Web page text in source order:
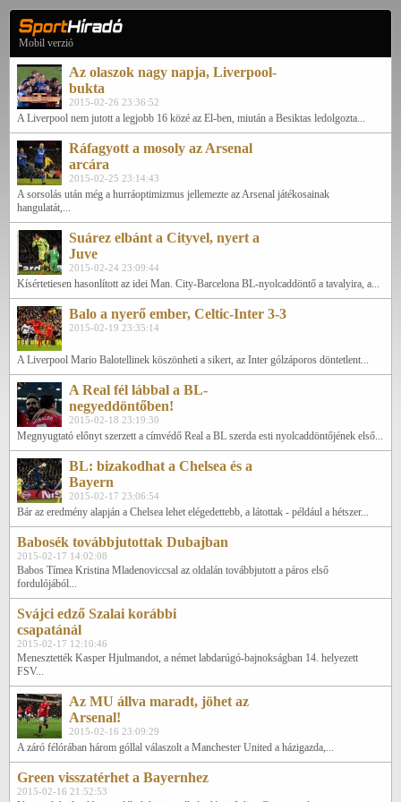
Mobil verzió
Az olaszok nagy napja, Liverpool-
bukta
2015-02-26 23:36:52
A Liverpool nem jutott a legjobb 16 közé az El-ben, miután a Besiktas ledolgozta...
Ráfagyott a mosoly az Arsenal
arcára
2015-02-25 23:14:43
A sorsolás után még a hurráoptimizmus jellemezte az Arsenal játékosainak
hangulatát,...
Suárez elbánt a Cityvel, nyert a
Juve
2015-02-24 23:09:44
Kísértetiesen hasonlított az idei Man. City-Barcelona BL-nyolcaddöntő a tavalyira, a...
Balo a nyerő ember, Celtic-Inter 3-3
2015-02-19 23:35:14
A Liverpool Mario Balotellinek köszönheti a sikert, az Inter gólzáporos döntetlent...
A Real fél lábbal a BL-
negyeddöntőben!
2015-02-18 23:19:30
Megnyugtató előnyt szerzett a címvédő Real a BL szerda esti nyolcaddöntőjének első...
BL: bizakodhat a Chelsea és a
Bayern
2015-02-17 23:06:54
Bár az eredmény alapján a Chelsea lehet elégedettebb, a látottak - például a hétszer...
Babosék továbbjutottak Dubajban
2015-02-17 14:02:08
Babos Tímea Kristina Mladenoviccsal az oldalán továbbjutott a páros első
fordulójából...
Svájci edző Szalai korábbi
csapatánál
2015-02-17 12:10:46
Menesztették Kasper Hjulmandot, a német labdarúgó-bajnokságban 14. helyezett
FSV...
Az MU állva maradt, jöhet az
Arsenal!
2015-02-16 23:09:29
A záró félórában három góllal válaszolt a Manchester United a házigazda,...
Green visszatérhet a Bayernhez
2015-02-16 21:52:53